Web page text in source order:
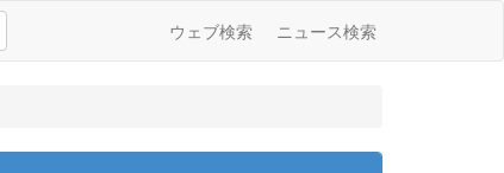
ウェブ検索 ニュース検索